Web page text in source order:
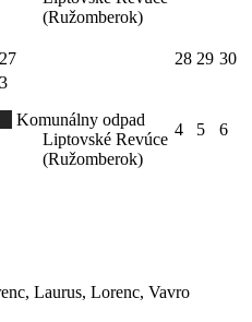
(Ružomberok)
27 28 29 30
3
Komunálny odpad
Liptovské Revúce
(Ružomberok)
4 5 6
Laurus, Lorenc, Vavro